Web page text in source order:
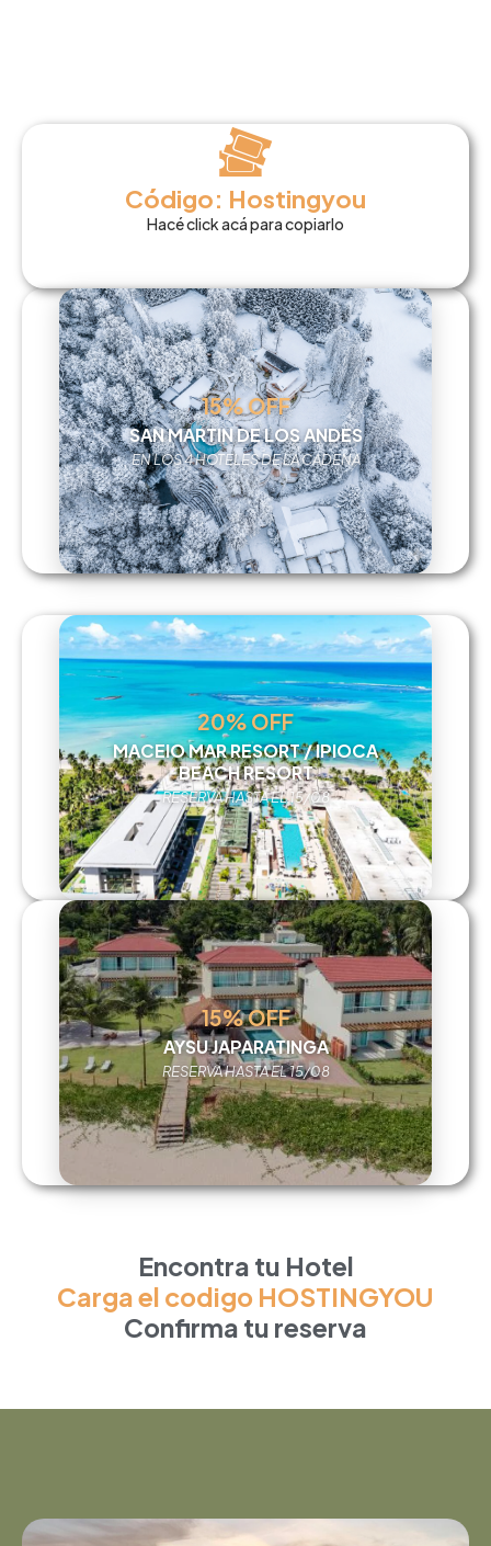
Código: Hostingyou
Hacé click acá para copiarlo
15% OFF
SAN MARTIN DE LOS ANDES
EN LOS 4 HOTELES DE LA CADENA
20% OFF
MACEIO MAR RESORT / IPIOCA
BEACH RESORT
RESERVA HASTA EL 15/08
15% OFF
AYSU JAPARATINGA
RESERVA HASTA EL 15/08
Encontra tu Hotel
Carga el codigo HOSTINGYOU
Confirma tu reserva